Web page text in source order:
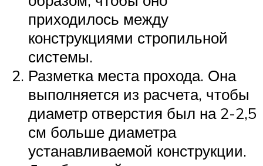
приходилось между
конструкциями стропильной
системы.
Разметка места прохода. Она
выполняется из расчета, чтобы
диаметр отверстия был на 2-2,5
см больше диаметра
устанавливаемой конструкции.